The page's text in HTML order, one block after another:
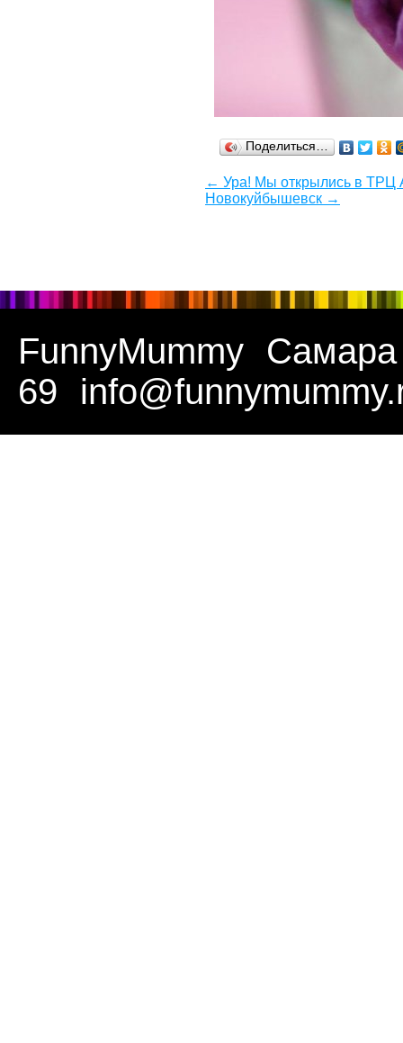
Поделиться…
← Ура! Мы открылись в ТРЦ
Новокуйбышевск →
FunnyMummy
Самара
69